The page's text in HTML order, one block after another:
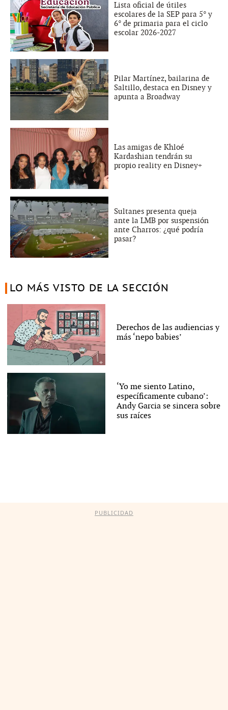
Lista oficial de útiles
escolares de la SEP para 5° y
6° de primaria para el ciclo
escolar 2026-2027
Pilar Martínez, bailarina de
Saltillo, destaca en Disney y
apunta a Broadway
Las amigas de Khloé
Kardashian tendrán su
propio reality en Disney+
Sultanes presenta queja
ante la LMB por suspensión
ante Charros: ¿qué podría
pasar?
LO MÁS VISTO DE LA SECCIÓN
Derechos de las audiencias y
más ‘nepo babies’
‘Yo me siento Latino,
específicamente cubano’:
Andy Garcia se sincera sobre
sus raíces
PUBLICIDAD